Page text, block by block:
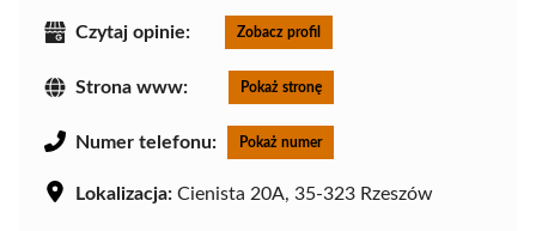
Czytaj opinie: Zobacz profil
Strona www: Pokaż stronę
Numer telefonu: Pokaż numer
Lokalizacja: Cienista 20A, 35-323 Rzeszów